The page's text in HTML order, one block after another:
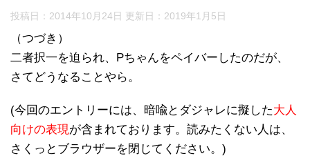
投稿日：2014年10月24日 更新日： 2019年1月5日
（つづき）
二者択一を迫られ、Pちゃんをペイバーしたのだが、
さてどうなることやら。
(今回のエントリーには、暗喩とダジャレに擬した大人
向けの表現が含まれております。読みたくない人は、
さくっとブラウザーを閉じてください。)